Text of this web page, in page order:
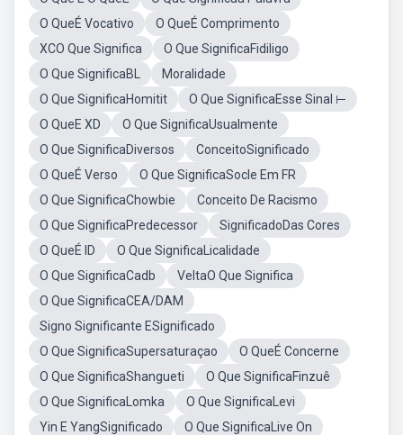
O QueÉ Vocativo
O QueÉ Comprimento
XCO Que Significa
O Que SignificaFidiligo
O Que SignificaBL
Moralidade
O Que SignificaHomitit
O Que SignificaEsse Sinal ⊢
O QueE XD
O Que SignificaUsualmente
O Que SignificaDiversos
ConceitoSignificado
O QueÉ Verso
O Que SignificaSocle Em FR
O Que SignificaChowbie
Conceito De Racismo
O Que SignificaPredecessor
SignificadoDas Cores
O QueÉ ID
O Que SignificaLicalidade
O Que SignificaCadb
VeltaO Que Significa
O Que SignificaCEA/DAM
Signo Significante ESignificado
O Que SignificaSupersaturaçao
O QueÉ Concerne
O Que SignificaShangueti
O Que SignificaFinzuê
O Que SignificaLomka
O Que SignificaLevi
Yin E YangSignificado
O Que SignificaLive On